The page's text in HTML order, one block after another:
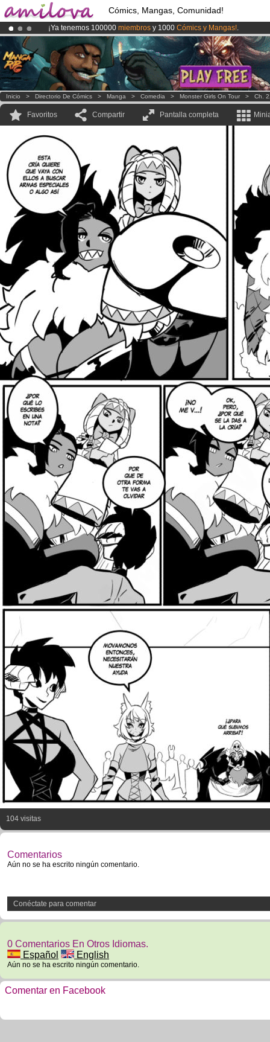
Cómics, Mangas, Comunidad!
¡Ya tenemos 100000 miembros y 1000 Cómics y Mangas!.
¡El Kickstarter Amilova está desormado lanzado!.
¡Conviertete en Premium por3.95 euros al mes!Hazte Premium ya
Inicio > Directorio De Cómics > Manga > Comedia > Monster Girls On Tour > Ch.
Favoritos Compartir Pantalla completa
104 visitas
Comentarios
Aún no se ha escrito ningún comentario.
Conéctate para comentar
0 Comentarios En Otros Idiomas.
Español
English
Aún no se ha escrito ningún comentario.
Comentar en Facebook